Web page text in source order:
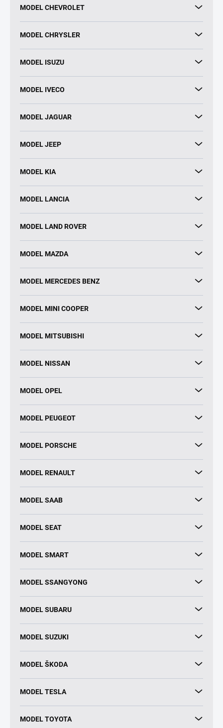
MODEL CHEVROLET
MODEL CHRYSLER
MODEL ISUZU
MODEL IVECO
MODEL JAGUAR
MODEL JEEP
MODEL KIA
MODEL LANCIA
MODEL LAND ROVER
MODEL MAZDA
MODEL MERCEDES BENZ
MODEL MINI COOPER
MODEL MITSUBISHI
MODEL NISSAN
MODEL OPEL
MODEL PEUGEOT
MODEL PORSCHE
MODEL RENAULT
MODEL SAAB
MODEL SEAT
MODEL SMART
MODEL SSANGYONG
MODEL SUBARU
MODEL SUZUKI
MODEL ŠKODA
MODEL TESLA
MODEL TOYOTA